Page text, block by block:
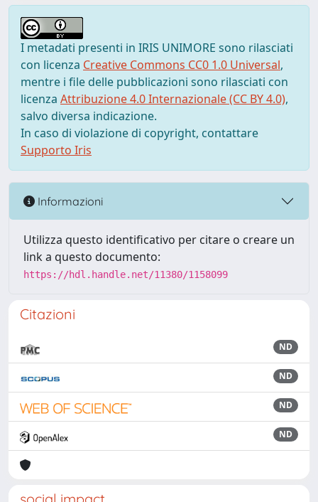
I metadati presenti in IRIS UNIMORE sono rilasciati
con licenza Creative Commons CC0 1.0 Universal,
mentre i file delle pubblicazioni sono rilasciati con
licenza Attribuzione 4.0 Internazionale (CC BY 4.0),
salvo diversa indicazione.
In caso di violazione di copyright, contattare
Supporto Iris
Informazioni
Utilizza questo identificativo per citare o creare un
link a questo documento:
https://hdl.handle.net/11380/1158099
Citazioni
ND
ND
ND
ND